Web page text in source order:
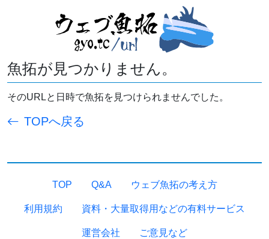
魚拓が見つかりません。
そのURLと日時で魚拓を見つけられませんでした。
TOPへ戻る
TOP Q&A ウェブ魚拓の考え方
利用規約 資料・大量取得用などの有料サービス
運営会社 ご意見など